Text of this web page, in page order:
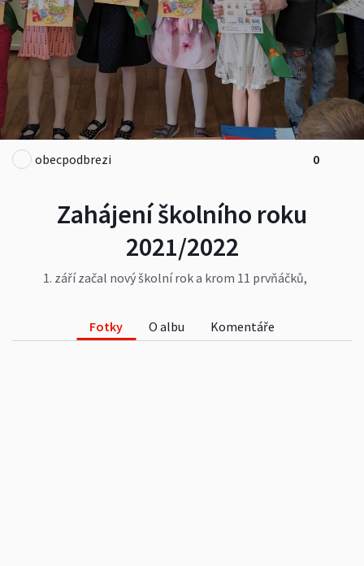
Zahájení školního roku
2021/2022
1. září začal nový školní rok a krom 11 prvňáčků,
paní ředitelkou Radomilou Zelenou.
obecpodbrezi 0
Fotky O albu Komentáře